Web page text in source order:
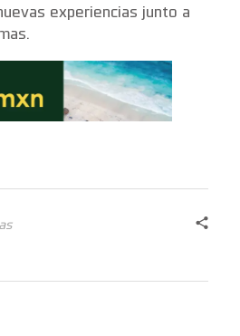
experiencias junto a